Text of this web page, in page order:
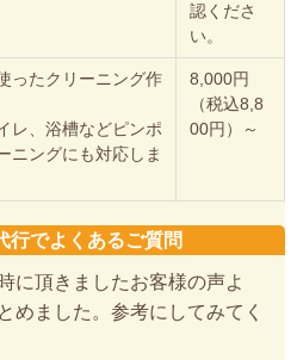
認くださ
い。
ったクリーニング作
レ、浴槽などピンポ
ニングにも対応しま
8,000円
（税込8,8
00円）～
行でよくあるご質問
に頂きましたお客様の声よ
めました。参考にしてみてく